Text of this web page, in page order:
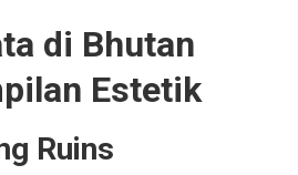
di Bhutan
Estetik
Ruins